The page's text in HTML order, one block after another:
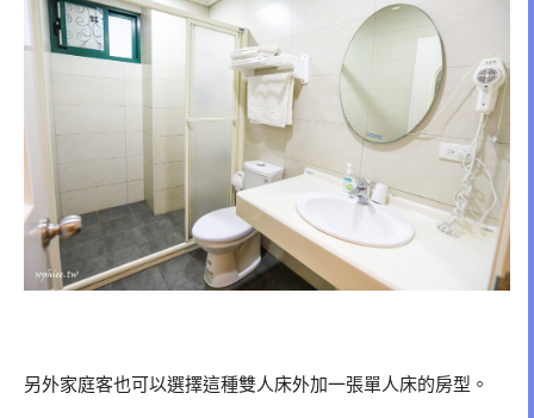
另外家庭客也可以選擇這種雙人床外加一張單人床的房型。